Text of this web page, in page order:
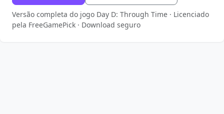
Versão completa do jogo Day D: Through Time · Licenciado
pela FreeGamePick · Download seguro